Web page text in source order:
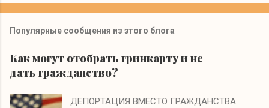
Популярные сообщения из этого блога
Как могут отобрать гринкарту и не
дать гражданство?
ДЕПОРТАЦИЯ ВМЕСТО ГРАЖДАНСТВА